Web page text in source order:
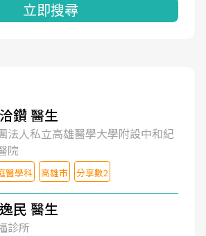
立即搜尋
鑽 醫生
法人私立高雄醫學大學附設中和紀
院
醫學科 高雄市 分享數2
民 醫生
診所